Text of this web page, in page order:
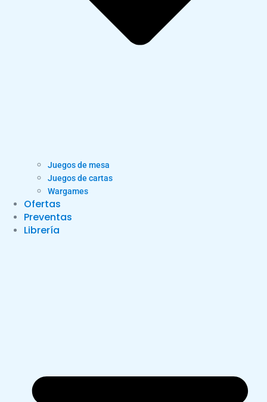
Juegos de mesa
Juegos de cartas
Wargames
Ofertas
Preventas
Librería